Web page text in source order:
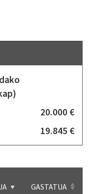
20.000 €
19.845 €
GASTATUA